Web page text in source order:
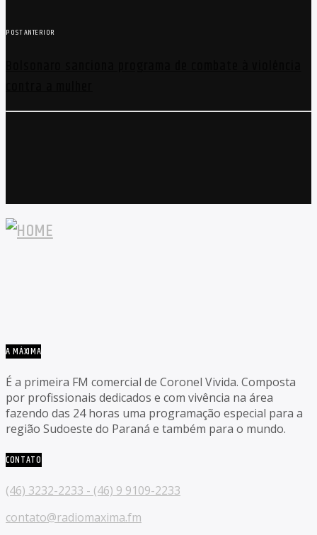
POST ANTERIOR
A MÁXIMA
É a primeira FM comercial de Coronel Vivida. Composta
por profissionais dedicados e com vivência na área
fazendo das 24 horas uma programação especial para a
região Sudoeste do Paraná e também para o mundo.
CONTATO
(46) 3232-2233 - (46) 9 9109-2233
contato@radiomaxima.fm